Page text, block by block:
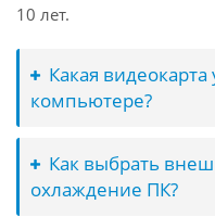
10 лет.
Какая
компьютере?
Как выбрать
охлаждение ПК?